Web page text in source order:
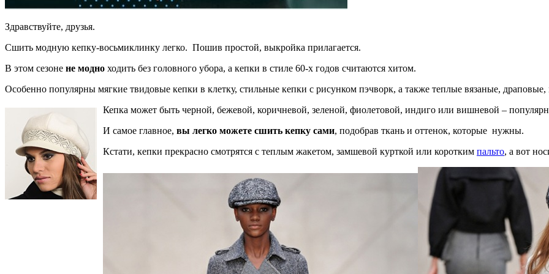
Здравствуйте, друзья.
Сшить модную кепку-восьмиклинку легко. Пошив простой, выкройка прилагается.
В этом сезоне не модно ходить без головного убора, а кепки в стиле 60-х годов считаются хитом.
Особенно популярны мягкие твидовые кепки в клетку, стильные кепки с рисунком пэчворк, а также теплые вязаные,
Кепка может быть черной, бежевой, коричневой, зеленой, фиолетовой, индиго или вишневой –
И самое главное, вы легко можете сшить кепку сами, подобрав ткань и оттенок, которые нужны.
Кстати, кепки прекрасно смотрятся с теплым жакетом, замшевой курткой или коротким пальто, а вот